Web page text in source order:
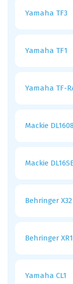
Yamaha TF3
Yamaha TF1
Yamaha TF-
Mackie DL1608
Mackie
Behringer X32
Behringer
Yamaha CL1